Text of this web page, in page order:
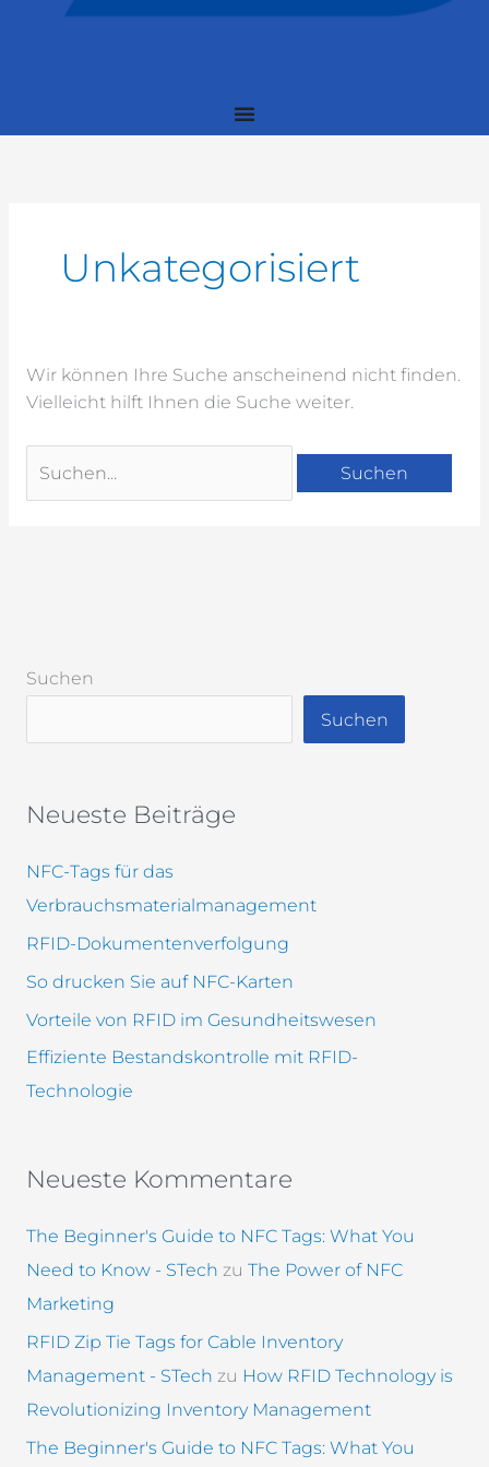
Unkategorisiert
Wir können Ihre Suche anscheinend nicht finden.
Vielleicht hilft Ihnen die Suche weiter.
Suchen
Suchen
Neueste Beiträge
NFC-Tags für das
Verbrauchsmaterialmanagement
RFID-Dokumentenverfolgung
So drucken Sie auf NFC-Karten
Vorteile von RFID im Gesundheitswesen
Effiziente Bestandskontrolle mit RFID-
Technologie
Neueste Kommentare
The Beginner's Guide to NFC Tags: What You
Need to Know - STech zu The Power of NFC
Marketing
RFID Zip Tie Tags for Cable Inventory
Management - STech zu How RFID Technology is
Revolutionizing Inventory Management
The Beginner's Guide to NFC Tags: What You